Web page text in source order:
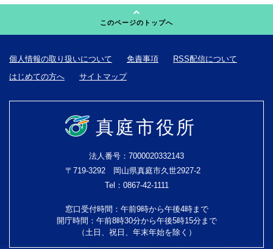
このページのトップへ
個人情報の取り扱いについて 免責事項
RSS配信について
はじめての方へ
サイトマップ
真庭市役所
法人番号：7000020332143
〒719-3292 岡山県真庭市久世2927-2
Tel：0867-42-1111
窓口受付時間：午前9時から午後4時まで
開庁時間：午前8時30分から午後5時15分まで
（土日、祝日、年末年始を除く）